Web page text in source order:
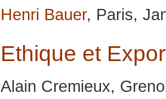
Henri Bauer, Paris,
Ethique et
Alain Cremieux,